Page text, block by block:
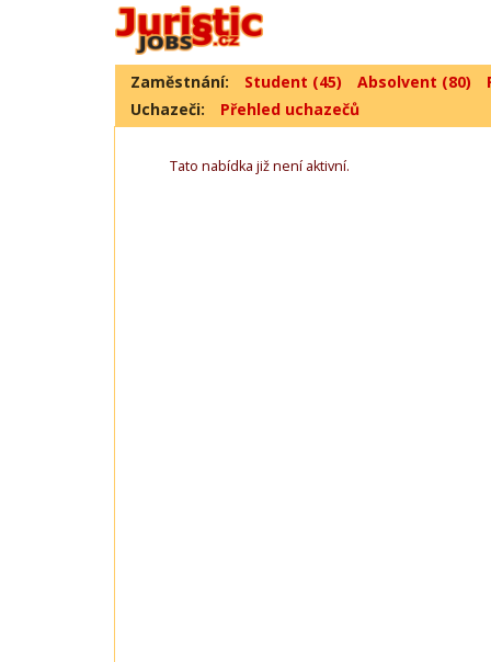
Zaměstnání: Student (45) Absolvent (80)
Uchazeči:
Přehled uchazečů
Tato nabídka již není aktivní.